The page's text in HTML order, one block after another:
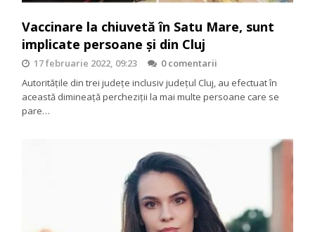
Vaccinare la chiuvetă în Satu Mare, sunt
implicate persoane și din Cluj
17 februarie 2022, 09:23
0 comentarii
Autoritățile din trei județe inclusiv județul Cluj, au efectuat în
această dimineață percheziții la mai multe persoane care se
pare…